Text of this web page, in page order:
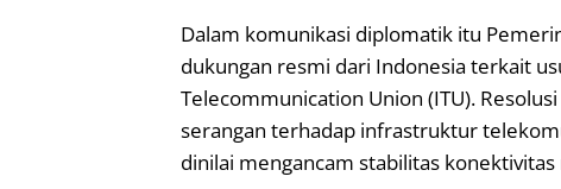
Dalam komunikasi diplomatik itu
dukungan resmi dari Indonesia terkait
Telecommunication Union (ITU).
serangan terhadap infrastruktur
dinilai mengancam stabilitas